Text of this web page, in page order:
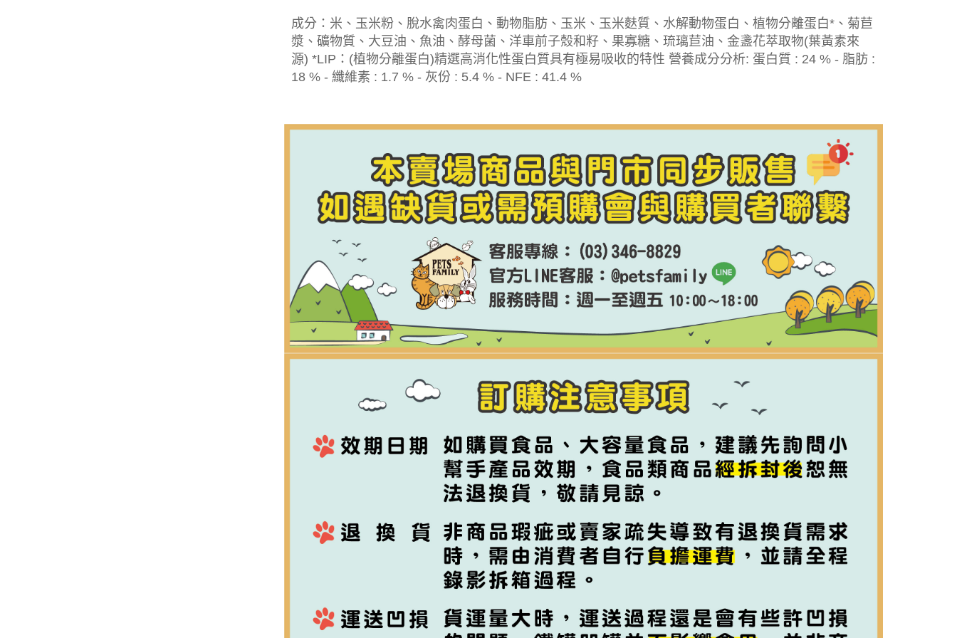
成分：米、玉米粉、脫水禽肉蛋白、動物脂肪、玉米、玉米麩質、水解動物蛋白、植物分離蛋白*、菊苣
漿、礦物質、大豆油、魚油、酵母菌、洋車前子殼和籽、果寡糖、琉璃苣油、金盞花萃取物(葉黃素來
源) *LIP：(植物分離蛋白)精選高消化性蛋白質具有極易吸收的特性 營養成分分析: 蛋白質 : 24 % - 脂肪 :
18 % - 纖維素 : 1.7 % - 灰份 : 5.4 % - NFE : 41.4 %